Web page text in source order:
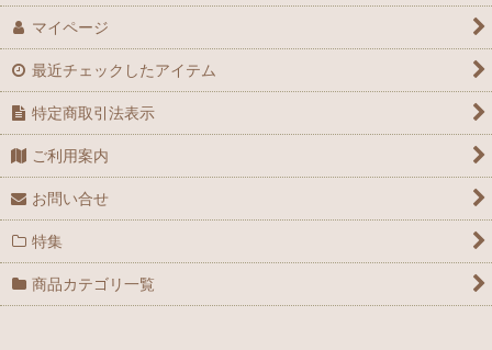
マイページ
最近チェックしたアイテム
特定商取引法表示
ご利用案内
お問い合せ
特集
商品カテゴリ一覧